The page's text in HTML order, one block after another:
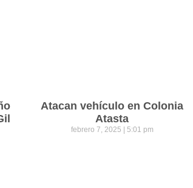
Atacan vehículo en Colonia
Atasta
febrero 7, 2025 5:01 pm